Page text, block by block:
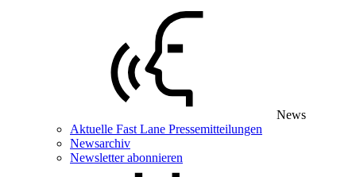
News
Aktuelle Fast Lane Pressemitteilungen
Newsarchiv
Newsletter abonnieren